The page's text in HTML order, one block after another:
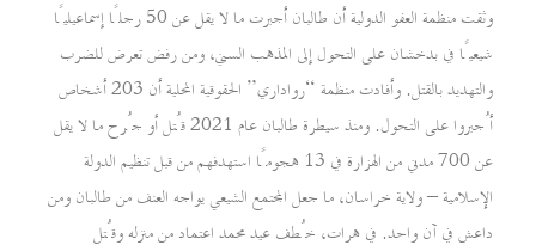
وثقت منظمة العفو الدولية أن طالبان أجبرت ما لا يقل عن 50 رجلًا إسماعيليًا
شيعيًا في بدخشان على التحول إلى المذهب السني، ومن رفض تعرض للضرب
والتهديد بالقتل. وأفادت منظمة “رواداري” الحقوقية المحلية أن 203 أشخاص
أُجبروا على التحول. ومنذ سيطرة طالبان عام 2021 قُتل أو جُرح ما لا يقل
عن 700 مدني من الهزارة في 13 هجومًا استهدفهم من قبل تنظيم الدولة
الإسلامية – ولاية خراسان، ما جعل المجتمع الشيعي يواجه العنف من طالبان ومن
داعش في آن واحد. في هرات، خُطف عيد محمد اعتماد من منزله وقُتل